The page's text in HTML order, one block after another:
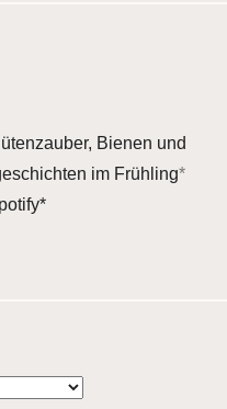
Bienen und
im Frühling*